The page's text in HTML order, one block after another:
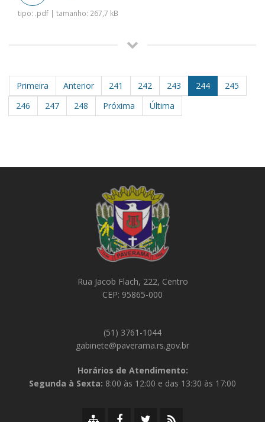
tipo: .pdf | tamanho: 267,7 kB
Primeira Anterior 241 242 243 244
245
246
247 248 Próxima Última
Rua Jacob Flach, 222, Centro
CEP: 95865-000
(51) 3761-1044
gabinete@paverama.rs.gov.br
Horários de Atendimento:
Segunda à Sexta: 8:00 às 12:00 e das 13:30 às 17:00
MapaFacebookTwitter/X
RSS